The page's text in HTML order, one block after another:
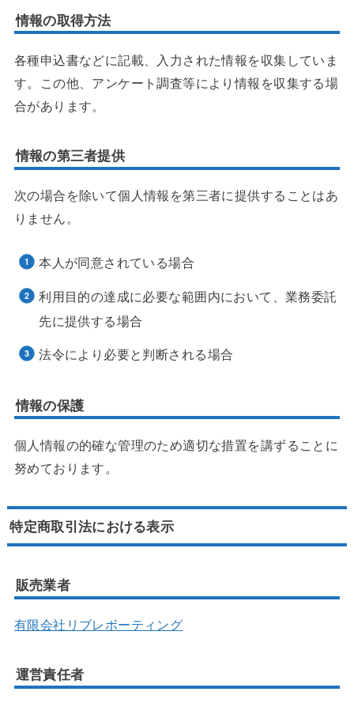
情報の取得方法
各種申込書などに記載、入力された情報を収集していま
す。この他、アンケート調査等により情報を収集する場
合があります。
情報の第三者提供
次の場合を除いて個人情報を第三者に提供することはあ
りません。
本人が同意されている場合
利用目的の達成に必要な範囲内において、業務委託
先に提供する場合
法令により必要と判断される場合
情報の保護
個人情報の的確な管理のため適切な措置を講ずることに
努めております。
特定商取引法における表示
販売業者
有限会社リブレボーティング
運営責任者